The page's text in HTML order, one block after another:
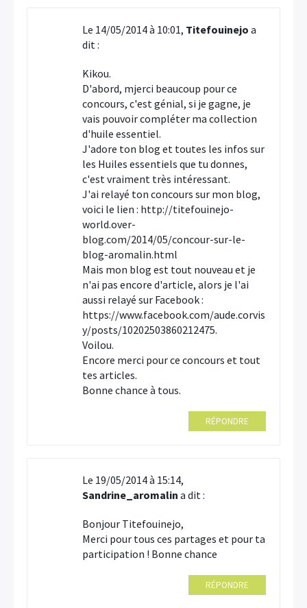
Le 14/05/2014 à 10:01, Titefouinejo a
dit :
Kikou.
D'abord, mjerci beaucoup pour ce
concours, c'est génial, si je gagne, je
vais pouvoir compléter ma collection
d'huile essentiel.
J'adore ton blog et toutes les infos sur
les Huiles essentiels que tu donnes,
c'est vraiment très intéressant.
J'ai relayé ton concours sur mon blog,
voici le lien : http://titefouinejo-
world.over-
blog.com/2014/05/concour-sur-le-
blog-aromalin.html
Mais mon blog est tout nouveau et je
n'ai pas encore d'article, alors je l'ai
aussi relayé sur Facebook :
https://www.facebook.com/aude.corvis
y/posts/10202503860212475.
Voilou.
Encore merci pour ce concours et tout
tes articles.
Bonne chance à tous.
RÉPONDRE
Le 19/05/2014 à 15:14,
Sandrine_aromalin a dit :
Bonjour Titefouinejo,
Merci pour tous ces partages et pour ta
participation ! Bonne chance
RÉPONDRE